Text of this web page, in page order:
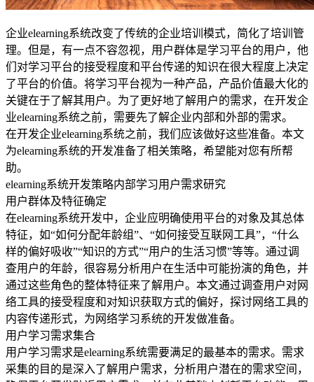
企业elearning系统改变了传统的企业培训模式，简化了培训管
理。但是，有一点不容忽视，用户群体是学习平台的用户，他
们对学习平台的接受程度和平台传递的知识在很大程度上决定
了平台的价值。将学习平台视为一种产品，产品价值最大化的
关键在于了解其用户。为了更好地了解用户的需求，在开发企
业elearning系统之前，需要先了解企业内部和外部的需求。
在开发企业elearning系统之前，我们应该做好这些准备。本文
为elearning系统的开发准备了相关策略，希望能对您有所帮
助。
elearning系统开发策略内部学习用户需求研究
用户群体及特征确定
在elearning系统开发中，企业应明确使用平台的对象及其总体
特征，如“如何分配年龄组”、“如何接受互联网工具”，“什么
样的偏好吸收”“知识的方式”“用户的生活习惯”等等。通过调
查用户的年龄，很容易分析用户在生活中可能扮演的角色，并
通过这些角色的整体特征来了解用户。本文通过调查用户对网
络工具的接受程度和对知识获取方式的偏好，探讨网络工具的
内容传递形式，为网络学习系统的开发做准备。
用户学习需求集合
用户学习需求是elearning系统需要满足的最基本的需求。需求
采集的目的是深入了解用户需求，分析用户潜在的需求空间，